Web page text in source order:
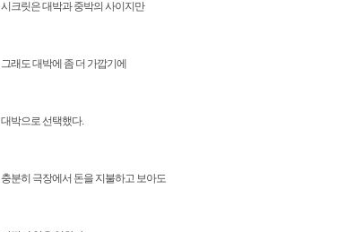
시크릿은 대박과 중박의 사이지만
그래도 대박에 좀 더 가깝기에
대박으로 선택했다.
충분히 극장에서 돈을 지불하고 보아도